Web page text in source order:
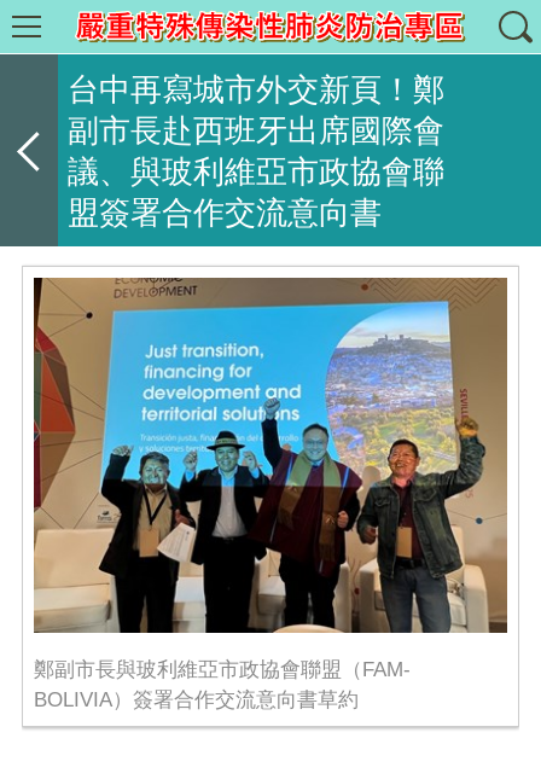
台中再寫城市外交新頁！鄭
副市長赴西班牙出席國際會
議、與玻利維亞市政協會聯
盟簽署合作交流意向書
鄭副市長與玻利維亞市政協會聯盟（FAM-
BOLIVIA）簽署合作交流意向書草約